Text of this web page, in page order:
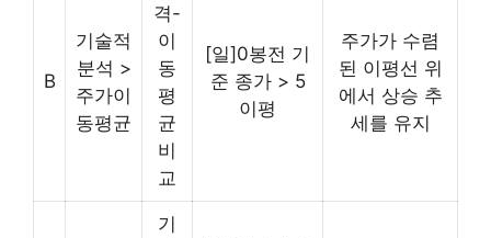
B
기술적
분석 >
주가이
동평균
격-
이
동
평
균
비
교
[일]0봉전 기
준 종가 > 5
이평
주가가 수렴
된 이평선 위
에서 상승 추
세를 유지
기